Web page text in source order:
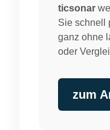
ticsonar
Sie schnell
ganz ohne
oder
zum